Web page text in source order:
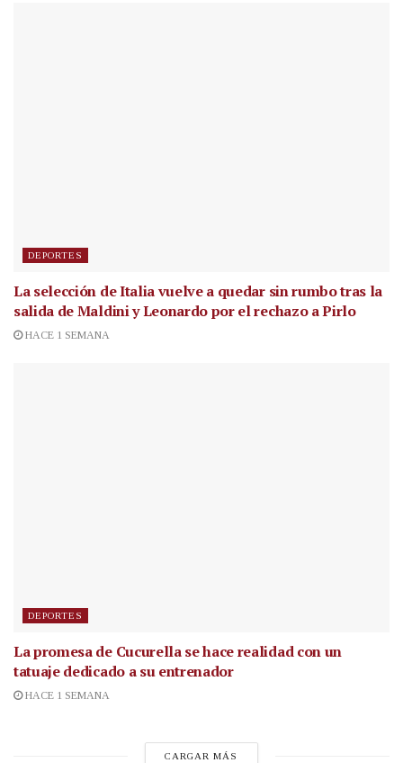
DEPORTES
La selección de Italia vuelve a quedar sin rumbo tras la
salida de Maldini y Leonardo por el rechazo a Pirlo
HACE 1 SEMANA
DEPORTES
La promesa de Cucurella se hace realidad con un
tatuaje dedicado a su entrenador
HACE 1 SEMANA
CARGAR MÁS